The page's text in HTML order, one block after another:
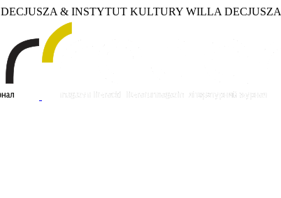
& INSTYTUT KULTURY WILLA DECJUSZA